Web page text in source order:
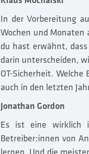
In der Vorbereitung
Wochen und
du hast erwähnt,
darin unterscheiden,
OT-Sicherheit.
auch in den letzten
Jonathan Gordon
Es ist eine wirklich
Betreiber:innen von